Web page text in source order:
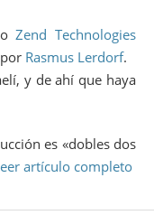
Zend Technologies
Rasmus Lerdorf.
y de ahí que haya
es «dobles dos
artículo completo